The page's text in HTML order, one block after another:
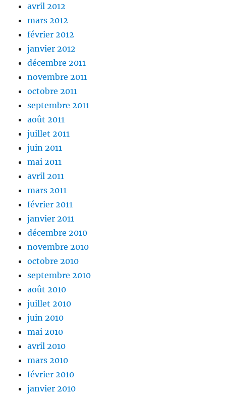
avril 2012
mars 2012
février 2012
janvier 2012
décembre 2011
novembre 2011
octobre 2011
septembre 2011
août 2011
juillet 2011
juin 2011
mai 2011
avril 2011
mars 2011
février 2011
janvier 2011
décembre 2010
novembre 2010
octobre 2010
septembre 2010
août 2010
juillet 2010
juin 2010
mai 2010
avril 2010
mars 2010
février 2010
janvier 2010